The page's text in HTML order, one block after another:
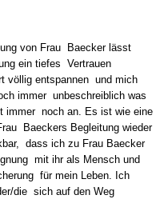
von Frau Baecker lässt
ein tiefes Vertrauen
völlig entspannen und mich
immer unbeschreiblich was
immer noch an. Es ist wie eine
Baeckers Begleitung wieder
dass ich zu Frau Baecker
mit ihr als Mensch und
für mein Leben. Ich
die sich auf den Weg